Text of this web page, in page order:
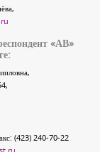
«АВ»
(423) 240-70-22